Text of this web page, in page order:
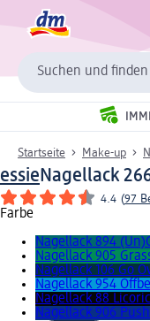
Suchen und finden
Startseite Make-up
essieNagellack
4.4 (97
Farbe
Nagellack 894
Nagellack 905
Nagellack 106 Go
Nagellack 954
Nagellack 88
Nagellack 906